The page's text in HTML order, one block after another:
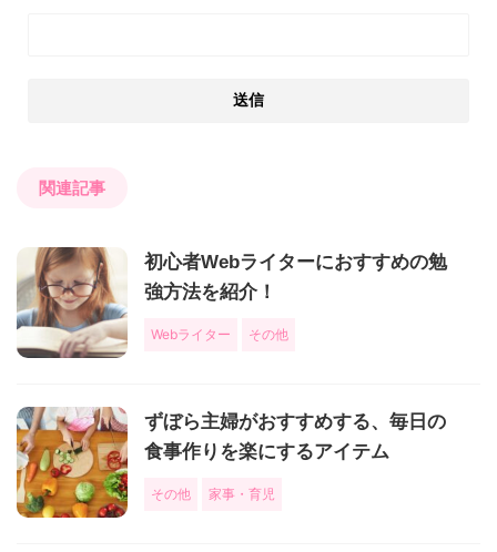
関連記事
初心者Webライターにおすすめの勉
強方法を紹介！
Webライター その他
ずぼら主婦がおすすめする、毎日の
食事作りを楽にするアイテム
その他 家事・育児